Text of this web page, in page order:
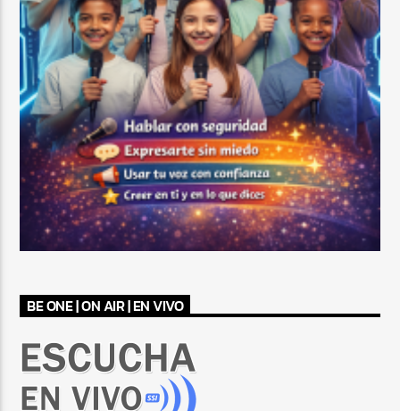
BE ONE | ON AIR | EN VIVO